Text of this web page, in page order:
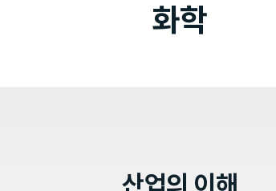
화학
산업의 이해